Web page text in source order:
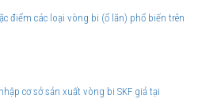
điểm các loại vòng bi (ổ lăn) phổ biến trên
cơ sở sản xuất vòng bi SKF giả tại